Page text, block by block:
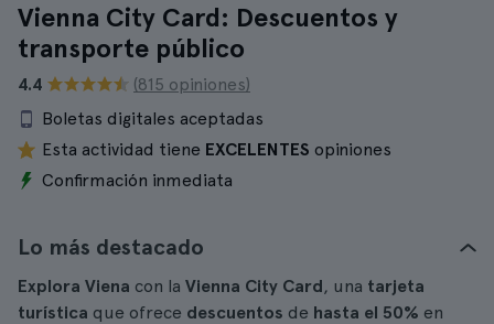
Vienna City Card: Descuentos y
transporte público
4.4
(815 opiniones)
Boletas digitales aceptadas
Esta actividad tiene EXCELENTES opiniones
Confirmación inmediata
Lo más destacado
Explora Viena con la Vienna City Card, una tarjeta
turística que ofrece descuentos de hasta el 50% en